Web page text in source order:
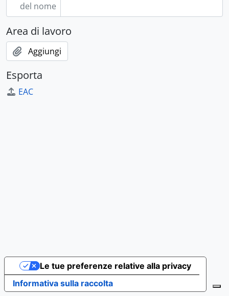
del nome
Area di lavoro
Aggiungi
Esporta
EAC
Informativa sulla raccolta
Le tue preferenze relative alla privacy